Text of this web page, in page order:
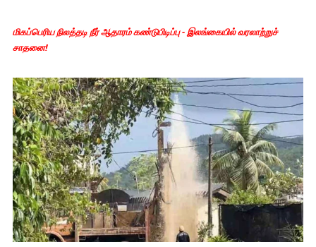
மிகப்பெரிய நிலத்தடி நீர் ஆதாரம் கண்டுபிடிப்பு - இலங்கையில் வரலாற்றுச்
சாதனை!